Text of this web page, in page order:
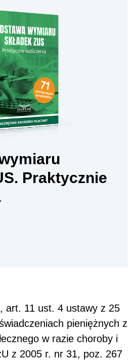
Praktycznie
art. 11 ust. 4 ustawy z 25
pieniężnych z
w razie choroby i
z 2005 r. nr 31, poz. 267